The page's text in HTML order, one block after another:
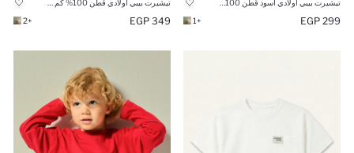
299 EGP
+1
349 EGP
+2